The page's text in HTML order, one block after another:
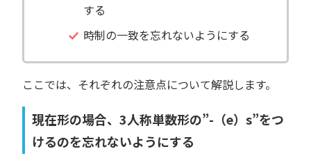
する
時制の一致を忘れないようにする
ここでは、それぞれの注意点について解説します。
現在形の場合、3人称単数形の”-（e）s”をつ
けるのを忘れないようにする